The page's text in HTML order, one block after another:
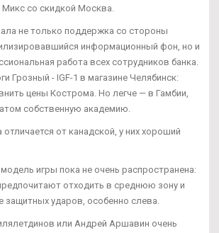
Микс со скидкой Москва.
не только поддержка со стороны
информационный фон, но и
работа всех сотрудников банка.
Грозный - IGF-1 в магазине Челябинск:
цены Кострома. Но легче — в Гамбии,
собственную академию.
от канадской, у них хороший
модель игры пока не очень распространена:
отходить в среднюю зону и
ударов, особенно слева.
или Андрей Аршавин очень